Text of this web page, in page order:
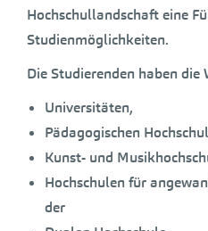
Hochschullandschaft eine
Studienmöglichkeiten.
Die Studierenden haben die
Universitäten,
Pädagogischen
Kunst- und
Hochschulen für
der